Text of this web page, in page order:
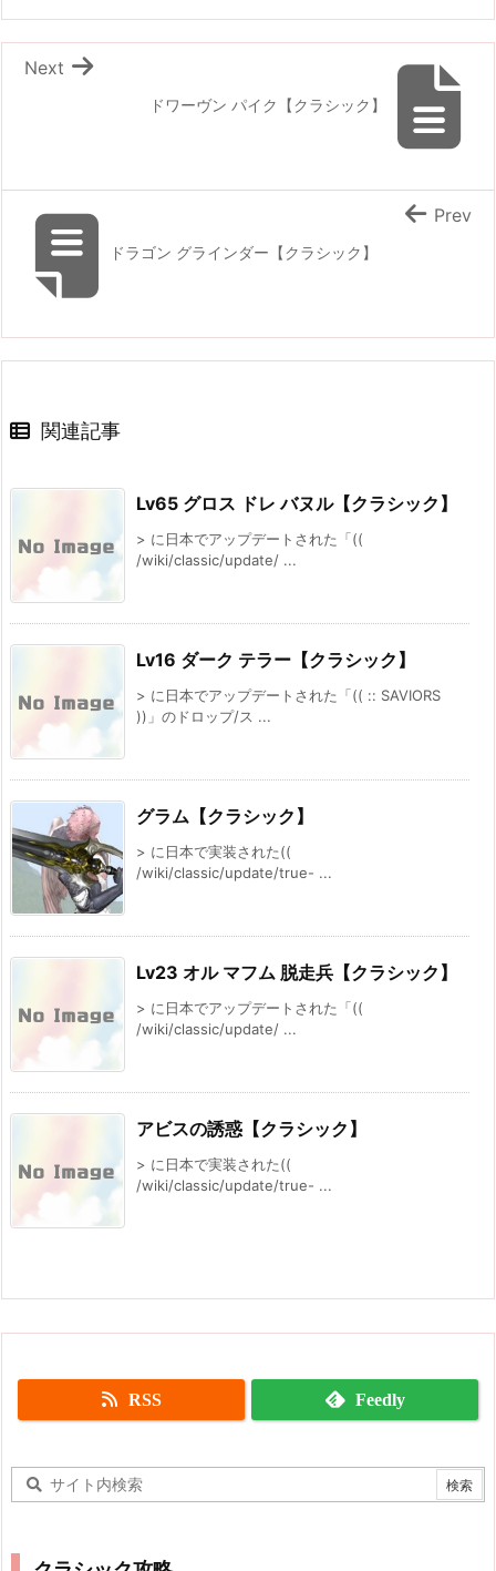
ドワーヴン パイク【クラシック】
Next
ドラゴン グラインダー【クラシック】
Prev
関連記事
Lv65 グロス ドレ バヌル【クラシック】
> に日本でアップデートされた「((
/wiki/classic/update/ ...
Lv16 ダーク テラー【クラシック】
> に日本でアップデートされた「(( :: SAVIORS
))」のドロップ/ス ...
グラム【クラシック】
> に日本で実装された((
/wiki/classic/update/true- ...
Lv23 オル マフム 脱走兵【クラシック】
> に日本でアップデートされた「((
/wiki/classic/update/ ...
アビスの誘惑【クラシック】
> に日本で実装された((
/wiki/classic/update/true- ...
RSS Feedly